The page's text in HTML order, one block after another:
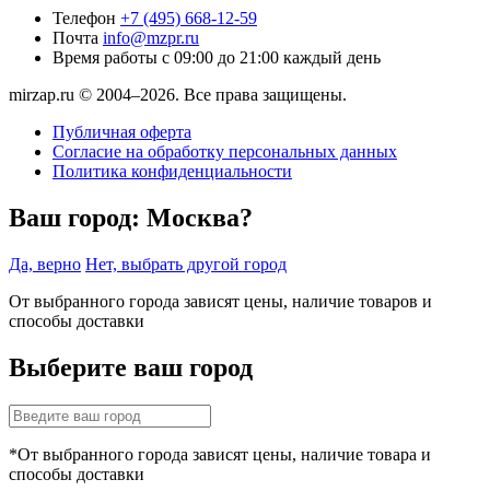
Телефон +7 (495) 668-12-59
Почта info@mzpr.ru
Время работы с 09:00 до 21:00 каждый день
mirzap.ru © 2004–2026. Все права защищены.
Публичная оферта
Согласие на обработку персональных данных
Политика конфиденциальности
Ваш город: Москва?
Да, верно Нет, выбрать другой город
От выбранного города зависят цены, наличие товаров и
способы доставки
Выберите ваш город
*От выбранного города зависят цены, наличие товара и
способы доставки